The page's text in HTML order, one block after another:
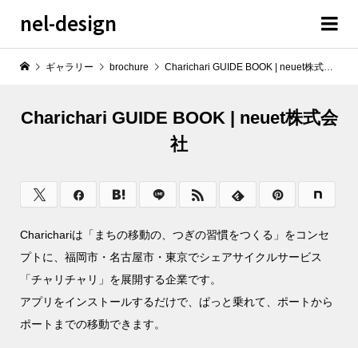
nel-design
ギャラリー brochure Charichari GUIDE BOOK | neuet株式会社
Charichari GUIDE BOOK | neuet株式会
社
Charichariは「まちの移動の、つぎの習慣をつくる」をコンセ
プトに、福岡市・名古屋市・東京でシェアサイクルサービス
「チャリチャリ」を展開する企業です。
アプリをインストールするだけで、ぱっと乗れて、ポートから
ポートまでの移動できます。